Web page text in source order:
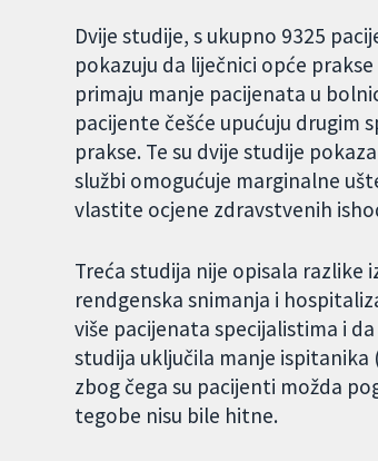
Dvije studije, s ukupno 9325
pokazuju da liječnici opće
primaju manje pacijenata u
pacijente češće upućuju drugim
prakse. Te su dvije studije
službi omogućuje marginalne
vlastite ocjene zdravstvenih
Treća studija nije opisala
rendgenska snimanja i
više pacijenata specijalistima i
studija uključila manje
zbog čega su pacijenti možda
tegobe nisu bile hitne.